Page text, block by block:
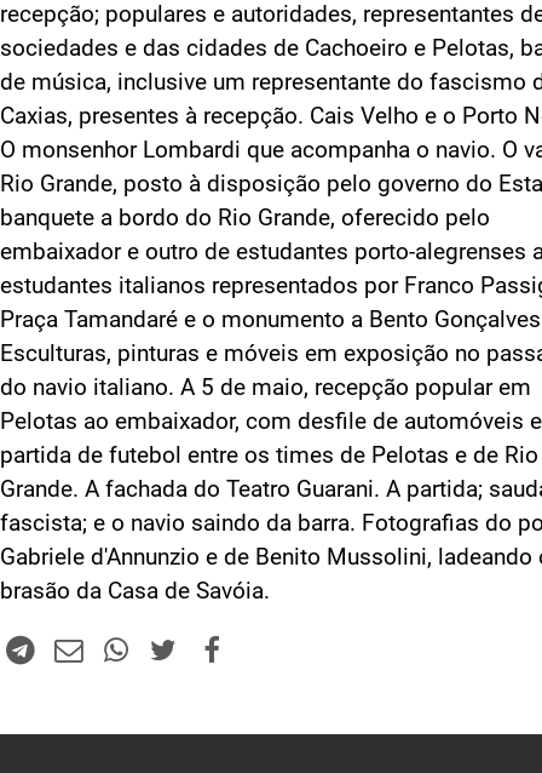
recepção; populares e autoridades, representantes
sociedades e das cidades de Cachoeiro e Pelotas,
de música, inclusive um representante do fascismo
Caxias, presentes à recepção. Cais Velho e o Porto
O monsenhor Lombardi que acompanha o navio. O
Rio Grande, posto à disposição pelo governo do
banquete a bordo do Rio Grande, oferecido pelo
embaixador e outro de estudantes porto-alegrenses
estudantes italianos representados por Franco
Praça Tamandaré e o monumento a Bento
Esculturas, pinturas e móveis em exposição no
do navio italiano. A 5 de maio, recepção popular em
Pelotas ao embaixador, com desfile de automóveis e
partida de futebol entre os times de Pelotas e de Rio
Grande. A fachada do Teatro Guarani. A partida;
fascista; e o navio saindo da barra. Fotografias do
Gabriele d'Annunzio e de Benito Mussolini, ladeando
brasão da Casa de Savóia.